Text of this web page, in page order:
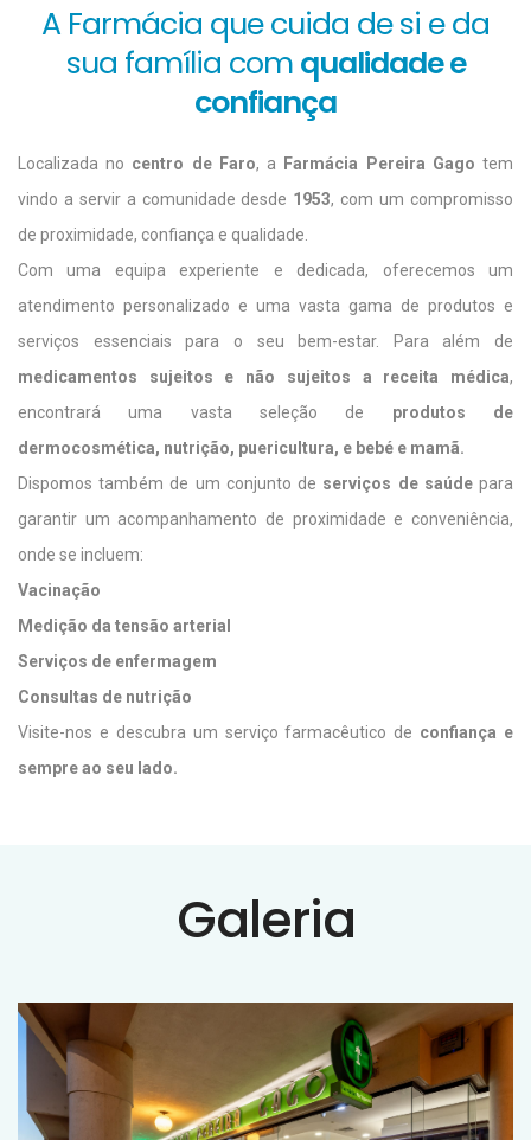
A Farmácia que cuida de si e da
sua família comqualidade e
confiança
Localizada no centro de Faro, a Farmácia Pereira Gago tem
vindo a servir a comunidade desde 1953, com um compromisso
de proximidade, confiança e qualidade.
Com uma equipa experiente e dedicada, oferecemos um
atendimento personalizado e uma vasta gama de produtos e
serviços essenciais para o seu bem-estar. Para além de
medicamentos sujeitos e não sujeitos a receita médica,
encontrará uma vasta seleção de produtos de
dermocosmética, nutrição, puericultura, e bebé e mamã.
Dispomos também de um conjunto de serviços de saúdepara
garantir um acompanhamento de proximidade e conveniência,
onde se incluem:
Vacinação
Medição da tensão arterial
Serviços de enfermagem
Consultas de nutrição
Visite-nos e descubra um serviço farmacêutico de confiança e
sempre ao seu lado.
Galeria